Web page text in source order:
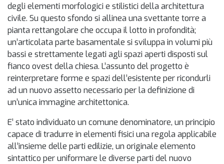
degli elementi morfologici e stilistici della architettura
civile. Su questo sfondo si allinea una svettante torre a
pianta rettangolare che occupa il lotto in profondità;
un’articolata parte basamentale si sviluppa in volumi più
bassi e strettamente legati agli spazi aperti disposti sul
fianco ovest della chiesa. L’assunto del progetto è
reinterpretare forme e spazi dell’esistente per ricondurli
ad un nuovo assetto necessario per la definizione di
un’unica immagine architettonica.
E’ stato individuato un comune denominatore, un principio
capace di tradurre in elementi fisici una regola applicabile
all’insieme delle parti edilizie, un originale elemento
sintattico per uniformare le diverse parti del nuovo